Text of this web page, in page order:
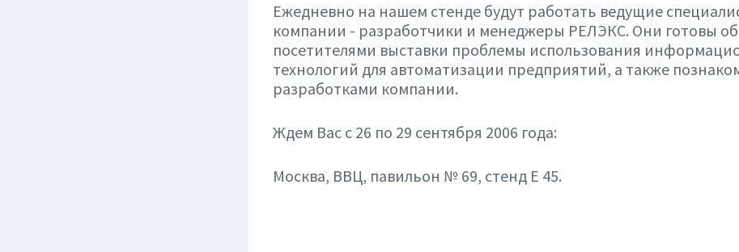
Ежедневно на нашем стенде будут работать ведущие
компании - разработчики и менеджеры РЕЛЭКС. Они готовы
посетителями выставки проблемы использования
технологий для автоматизации предприятий, а также
разработками компании.
Ждем Вас с 26 по 29 сентября 2006 года:
Москва, ВВЦ, павильон № 69, стенд Е 45.